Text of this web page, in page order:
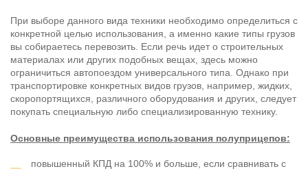
При выборе данного вида техники необходимо определиться с
конкретной целью использования, а именно какие типы грузов
вы собираетесь перевозить. Если речь идет о строительных
материалах или других подобных вещах, здесь можно
ограничиться автопоездом универсального типа. Однако при
транспортировке конкретных видов грузов, например, жидких,
скоропортящихся, различного оборудования и других, следует
покупать специальную либо специализированную технику.
Основные преимущества использования полуприцепов:
повышенный КПД на 100% и больше, если сравнивать с